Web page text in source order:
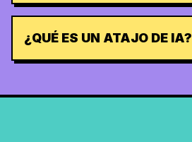
¿QUÉ ES UN ATAJO DE IA?